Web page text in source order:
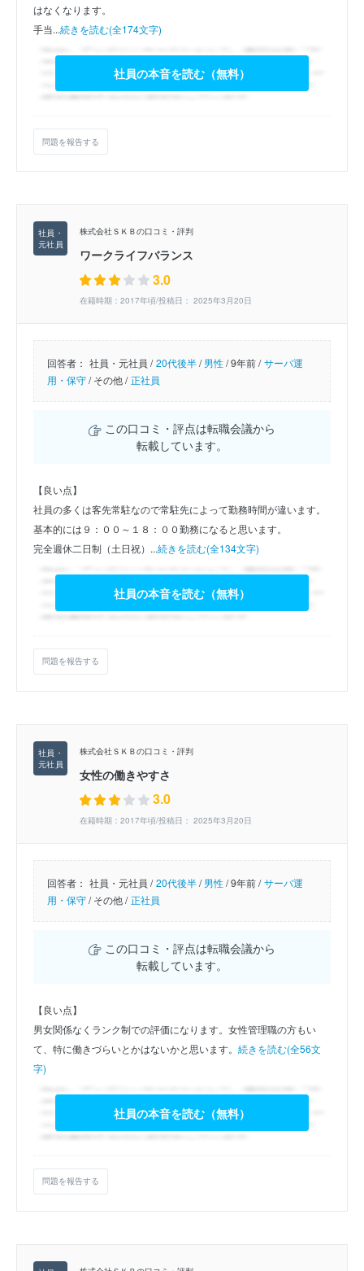
はなくなります。
手当...続きを読む(全174文字)
社員の本音を読む（無料）
問題を報告する
株式会社ＳＫＢの口コミ・評判
ワークライフバランス
3.0
在籍時期：2017年頃/投稿日： 2025年3月20日
回答者： 社員・元社員 / 20代後半/男性/9年前 / サーバ運
用・保守/その他 / 正社員
この口コミ・評点は転職会議から
転載しています。
【良い点】
社員の多くは客先常駐なので常駐先によって勤務時間が違います。
基本的には９：００～１８：００勤務になると思います。
完全週休二日制（土日祝）...続きを読む(全134文字)
社員の本音を読む（無料）
問題を報告する
株式会社ＳＫＢの口コミ・評判
女性の働きやすさ
3.0
在籍時期：2017年頃/投稿日： 2025年3月20日
回答者： 社員・元社員 / 20代後半/男性/9年前 / サーバ運
用・保守/その他 / 正社員
この口コミ・評点は転職会議から
転載しています。
【良い点】
男女関係なくランク制での評価になります。女性管理職の方もい
て、特に働きづらいとかはないかと思います。 続きを読む(全56文
字)
社員の本音を読む（無料）
問題を報告する